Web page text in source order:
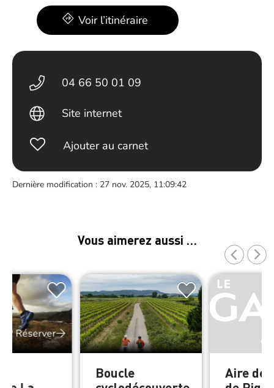
Voir l’itinéraire
04 66 50 01 09
Site internet
Ajouter au carnet
Dernière modification : 27 nov. 2025, 11:09:42
Vous aimerez aussi …
Réserver
Boucle
Aire de